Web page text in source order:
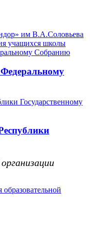
им В.А.Соловьева
учащихся школы